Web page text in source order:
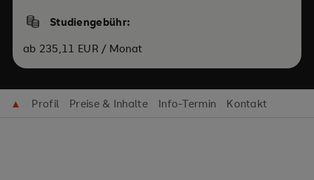
Studiengebühr:
ab 235,11 EUR / Monat
▲ Profil Preise & Inhalte Info-Termin Kontakt